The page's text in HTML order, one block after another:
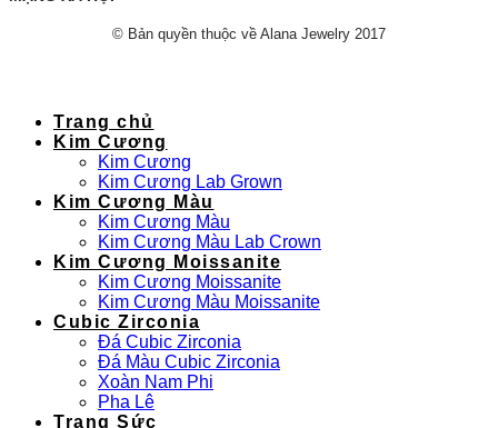
© Bản quyền thuộc về Alana Jewelry 2017
Trang chủ
Kim Cương
Kim Cương
Kim Cương Lab Grown
Kim Cương Màu
Kim Cương Màu
Kim Cương Màu Lab Crown
Kim Cương Moissanite
Kim Cương Moissanite
Kim Cương Màu Moissanite
Cubic Zirconia
Đá Cubic Zirconia
Đá Màu Cubic Zirconia
Xoàn Nam Phi
Pha Lê
Trang Sức